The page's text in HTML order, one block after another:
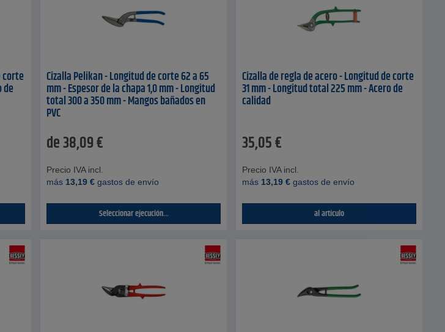
corte
de
Cizalla Pelikan - Longitud de corte 62 a 65
mm - Espesor de la chapa 1,0 mm - Longitud
total 300 a 350 mm - Mangos bañados en
PVC
de38,09€
Precio IVA incl.
más 13,19 € gastos de envío
Seleccionar ejecución...
Cizalla de regla de acero - Longitud de corte
31 mm - Longitud total 225 mm - Acero de
calidad
35,05€
Precio IVA incl.
más 13,19 € gastos de envío
al artículo